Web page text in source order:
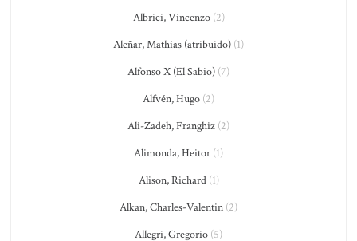
Albrici, Vincenzo(2)
Aleñar, Mathías (atribuido) (1)
Alfonso X (El Sabio) (7)
Alfvén, Hugo (2)
Ali-Zadeh, Franghiz (2)
Alimonda, Heitor (1)
Alison, Richard(1)
Alkan, Charles-Valentin (2)
Allegri, Gregorio (5)